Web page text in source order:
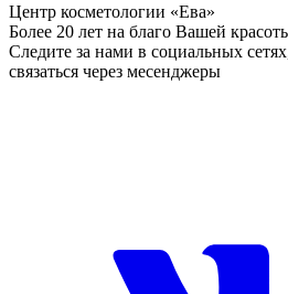
Центр косметологии «Ева»
Более 20 лет на благо Вашей
Следите за нами в социальных
связаться через месенджеры